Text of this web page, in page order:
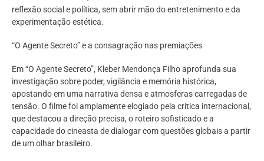
reflexão social e política, sem abrir mão do entretenimento e da
experimentação estética.
“O Agente Secreto” e a consagração nas premiações
Em “O Agente Secreto”, Kleber Mendonça Filho aprofunda sua
investigação sobre poder, vigilância e memória histórica,
apostando em uma narrativa densa e atmosferas carregadas de
tensão. O filme foi amplamente elogiado pela crítica internacional,
que destacou a direção precisa, o roteiro sofisticado e a
capacidade do cineasta de dialogar com questões globais a partir
de um olhar brasileiro.